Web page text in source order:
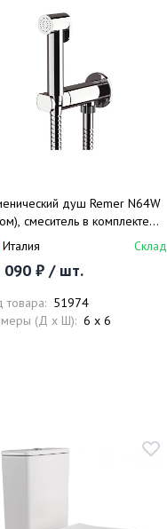
душ Remer N64W
смеситель в комплекте
Италия Склад
090 ₽ / шт.
товара: 51974
(Д x Ш): 6 x 6